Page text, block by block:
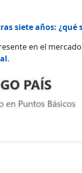
siete años: ¿qué
en el
.